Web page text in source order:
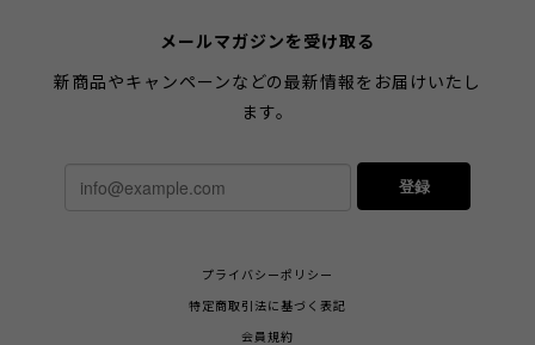
メールマガジンを受け取る
新商品やキャンペーンなどの最新情報をお届けいたし
ます。
登録
プライバシーポリシー
特定商取引法に基づく表記
会員規約